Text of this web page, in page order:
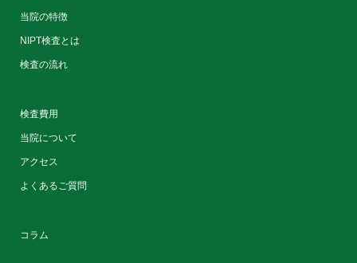
当院の特徴
NIPT検査とは
検査の流れ
検査費用
当院について
アクセス
よくあるご質問
コラム